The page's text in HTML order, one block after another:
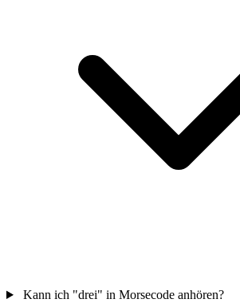
Kann ich "drei" in Morsecode anhören?